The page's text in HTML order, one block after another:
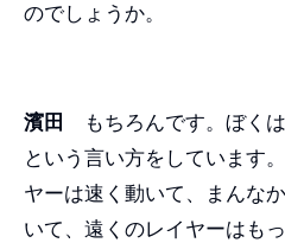
のでしょうか。
濱田
もちろんです。ぼくは
という言い方をしています
ヤーは速く動いて、まんな
いて、遠くのレイヤーはも